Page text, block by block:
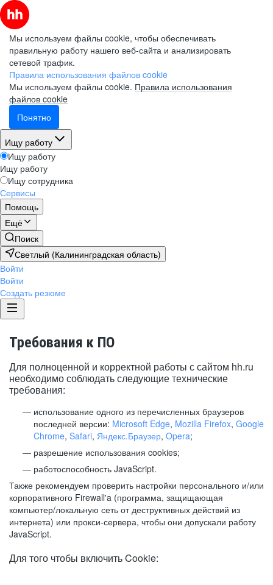
Мы используем файлы cookie, чтобы обеспечивать
правильную работу нашего веб-сайта и анализировать
сетевой трафик.
Правила использования файлов cookie
Мы используем файлы cookie. Правила использования
файлов cookie
Понятно
Ищу работу
Ищу работу
Ищу работу
Ищу сотрудника
Сервисы
Помощь
Ещё
Поиск
Светлый (Калининградская область)
Войти
Войти
Создать резюме
Требования к ПО
Для полноценной и корректной работы с сайтом hh.ru
необходимо соблюдать следующие технические
требования:
использование одного из перечисленных браузеров
последней версии: Microsoft Edge, Mozilla Firefox, Google
Chrome, Safari, Яндекс.Браузер, Opera;
разрешение использования cookies;
работоспособность JavaScript.
Также рекомендуем проверить настройки персонального и/или
корпоративного Firewall'a (программа, защищающая
компьютер/локальную сеть от деструктивных действий из
интернета) или прокси-сервера, чтобы они допускали работу
JavaScript.
Для того чтобы включить Cookie: